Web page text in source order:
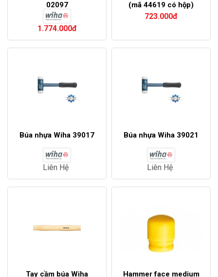
02097
1.774.000đ
(mã 44619 có hộp)
723.000đ
Búa nhựa Wiha 39017
Liên Hệ
Búa nhựa Wiha 39021
Liên Hệ
Tay cầm búa Wiha
Hammer face medium